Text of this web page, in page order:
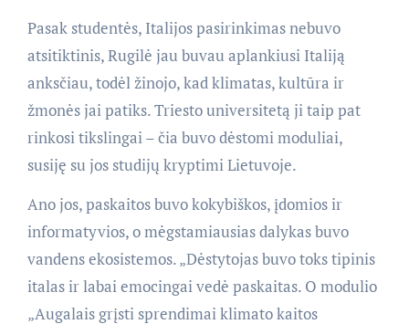
Pasak studentės, Italijos pasirinkimas nebuvo
atsitiktinis, Rugilė jau buvau aplankiusi Italiją
anksčiau, todėl žinojo, kad klimatas, kultūra ir
žmonės jai patiks. Triesto universitetą ji taip pat
rinkosi tikslingai – čia buvo dėstomi moduliai,
susiję su jos studijų kryptimi Lietuvoje.
Ano jos, paskaitos buvo kokybiškos, įdomios ir
informatyvios, o mėgstamiausias dalykas buvo
vandens ekosistemos. „Dėstytojas buvo toks tipinis
italas ir labai emocingai vedė paskaitas. O modulio
„Augalais grįsti sprendimai klimato kaitos